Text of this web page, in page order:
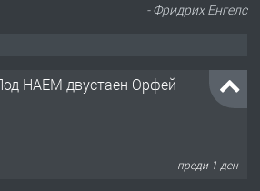
- Фридрих Енгелс
НАЕМ двустаен Орфей
преди 1 ден